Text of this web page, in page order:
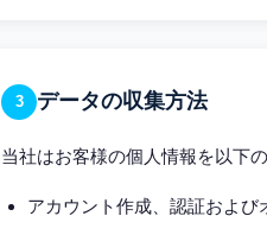
3 データの収集方法
当社はお客様の個人情報を以下
アカウント作成、認証および